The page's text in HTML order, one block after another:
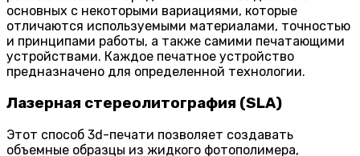
основных с некоторыми вариациями, которые
отличаются используемыми материалами, точностью
и принципами работы, а также самими печатающими
устройствами. Каждое печатное устройство
предназначено для определенной технологии.
Лазерная стереолитография (SLA)
Этот способ 3d-печати позволяет создавать
объемные образцы из жидкого фотополимера,